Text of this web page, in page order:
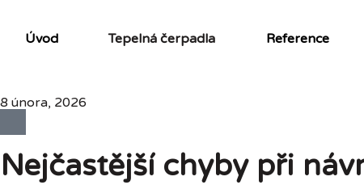
Úvod Tepelná čerpadla Reference
8 února, 2026
Nejčastější chyby při